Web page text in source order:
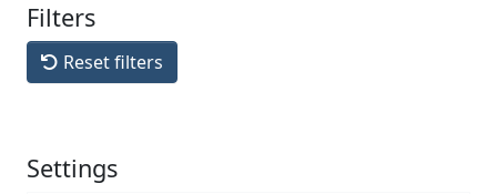
Filters
Reset filters
Settings